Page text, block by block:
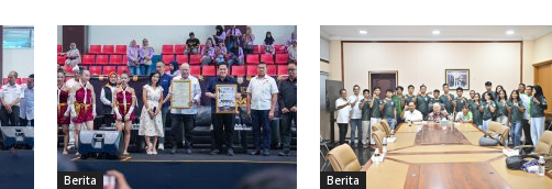
Berita Berita